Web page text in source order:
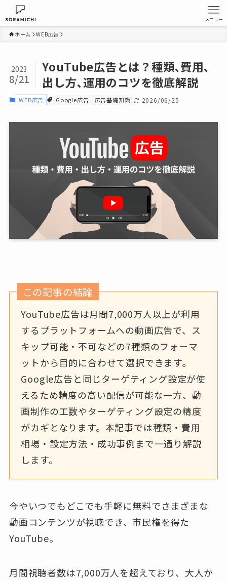
メニュー
ホーム WEB広告
YouTube広告とは？種類､費用､
出し方､運用のコツを徹底解説
2023
8/21
WEB広告 Google広告 広告基礎知識 2026/06/25
この記事の結論
YouTube広告は月間7,000万人以上が利用
するプラットフォームへの動画広告で、ス
キップ可能・不可などの7種類のフォーマ
ットから目的に合わせて選択できます。
Google広告と同じターゲティング設定が使
えるため精度の高い配信が可能な一方、動
画制作の工数やターゲティング設定の精度
がカギとなります。本記事では種類・費用
相場・設定方法・成功事例まで一通り解説
します。
今やいつでもどこでも手軽に無料でさまざまな
動画コンテンツが視聴でき、市民権を得た
YouTube。
月間視聴者数は7,000万人を超えており、大人か